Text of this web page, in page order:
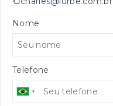
Nome
Telefone